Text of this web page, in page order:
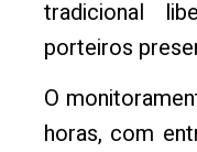
tradicional
porteiros
O
horas, com